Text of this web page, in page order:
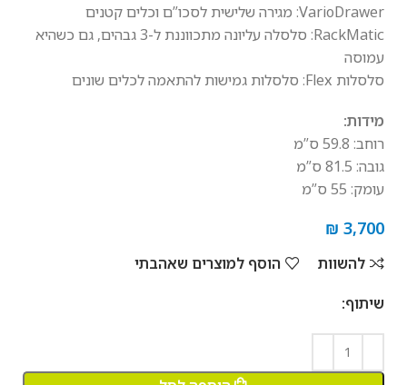
VarioDrawer: מגירה שלישית לסכו”ם וכלים קטנים
RackMatic: סלסלה עליונה מתכווננת ל-3 גבהים, גם כשהיא
עמוסה
סלסלות Flex: סלסלות גמישות להתאמה לכלים שונים
מידות:
רוחב: 59.8 ס”מ
גובה: 81.5 ס”מ
עומק: 55 ס”מ
₪ 3,700
להשוות
הוסף למוצרים שאהבתי
שיתוף: